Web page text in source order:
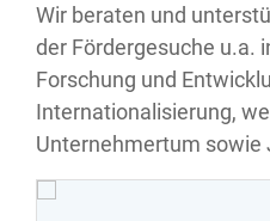
Wir beraten und
der Fördergesuche u.a.
Forschung und
Internationalisierung,
Unternehmertum sowie